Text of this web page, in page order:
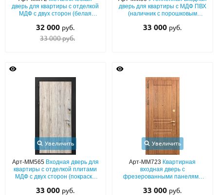
дверь для квартиры с отделкой
МДФ с двух сторон (белая
32 000 руб.
33 000 руб.
дверь для квартиры с МДФ ПВХ
(наличник с порошковым
33 000 руб.
Увеличить
Арт-ММ565 Входная дверь для
квартиры с отделкой плитами
МДФ с двух сторон (покраска
порошковым напылением)
33 000 руб.
Увеличить
Арт-ММ723 Квартирная
входная дверь с
фрезерованными панелями
33 000 руб.